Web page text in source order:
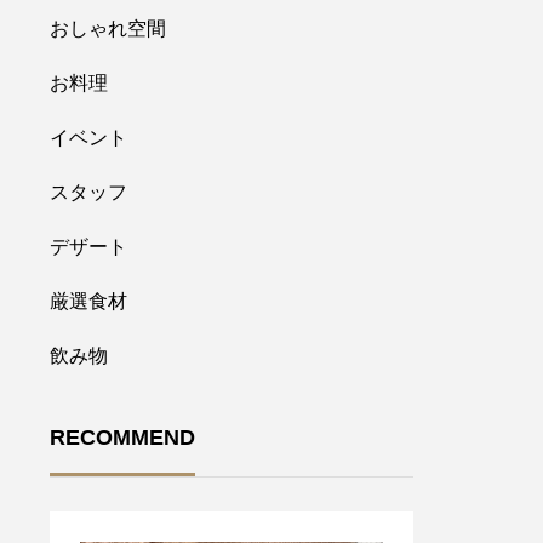
おしゃれ空間
お料理
イベント
スタッフ
デザート
厳選食材
飲み物
RECOMMEND